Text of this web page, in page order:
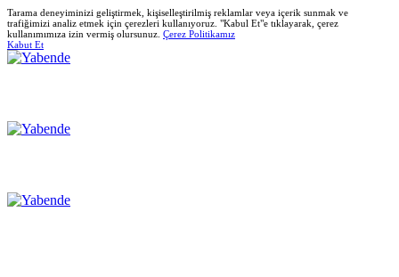
Tarama deneyiminizi geliştirmek, kişiselleştirilmiş reklamlar veya içerik sunmak ve
trafiğimizi analiz etmek için çerezleri kullanıyoruz. "Kabul Et"e tıklayarak, çerez
kullanımımıza izin vermiş olursunuz. Çerez Politikamız
Kabut Et